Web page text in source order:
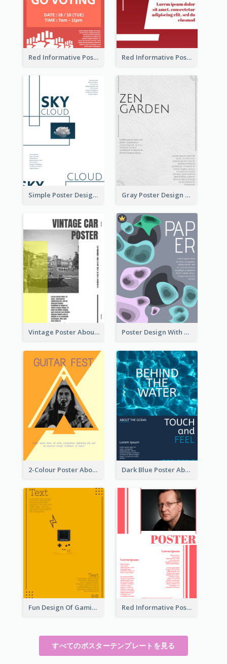
Red Informative Poster Encouraging People To Vote Red Informative Poster About Human Right
Simple Poster Design Using Space And Linear Decoration Gray Poster Design With Texture Background
Vintage Poster About Cars With Monochrome Photo Poster Design With Blobs And Gradient
2-Colour Poster About Music Festival Dark Blue Poster About Ocean
Fun Design Of Gaming In Yellow Colour Tone Red Informative Poster With Plenty Of Words
すべてのポスターテンプレートを見る